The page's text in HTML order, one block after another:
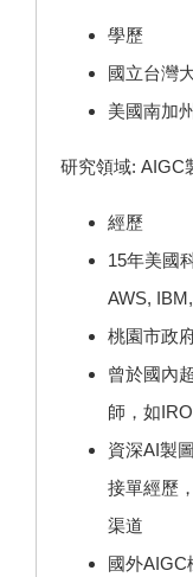
學歷
國立台灣
美國南加
研究領域: AIGC
經歷
15年美國
AWS,
桃園市政
曾於國內
師，如
資深AI製
接單經歷
渠道
國外AIGC